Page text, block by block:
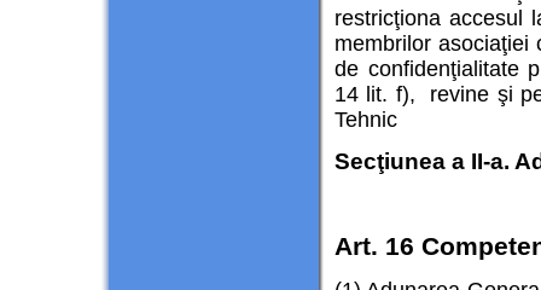
restricţiona accesul
membrilor asociaţiei
de confidenţialitate
14 lit. f), revine şi
Tehnic
Secţiunea a II-a.
Art. 16